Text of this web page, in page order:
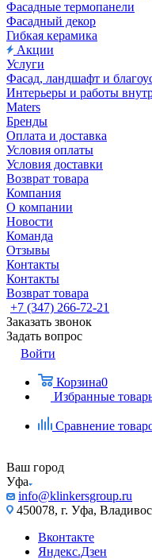
Фасадные термопанели
Фасадный декор
Гибкая керамика
Акции
Услуги
Фасад, ландшафт и
Интерьеры и работы
Maters
Бренды
Оплата и доставка
Условия оплаты
Условия доставки
Возврат товара
Компания
О компании
Новости
Команда
Отзывы
Контакты
Контакты
Возврат товара
+7 (347) 266-72-21
Заказать звонок
Задать вопрос
Войти
Корзина0
Избранные
Сравнение
Ваш город
Уфа
info@klinkersgroup.ru
450078, г. Уфа,
Вконтакте
Яндекс.Дзен